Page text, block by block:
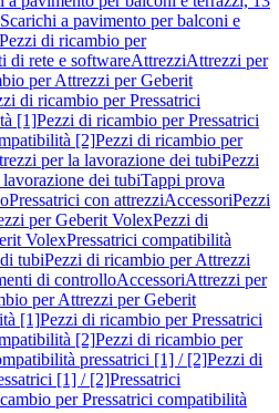
a pavimento per balconi e
Pezzi di ricambio per
di rete e softwareAttrezziAttrezzi per
per Attrezzi per Geberit
di ricambio per Pressatrici
[1]Pezzi di ricambio per Pressatrici
[2]Pezzi di ricambio per
per la lavorazione dei tubiPezzi
dei tubiTappi prova
Pressatrici con attrezziAccessoriPezzi
per Geberit VolexPezzi di
VolexPressatrici compatibilità
tubiPezzi di ricambio per Attrezzi
di controlloAccessoriAttrezzi per
per Attrezzi per Geberit
[1]Pezzi di ricambio per Pressatrici
[2]Pezzi di ricambio per
pressatrici [1] / [2]Pezzi di
[1] / [2]Pressatrici
per Pressatrici compatibilità